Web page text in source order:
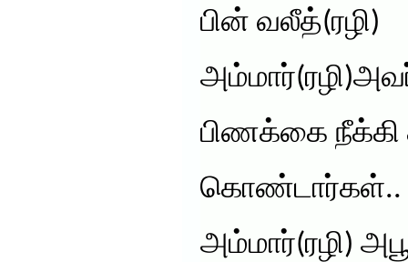
பின் வலீத்(ரழி)
பிணக்கை நீக்கி
கொண்டார்கள்..
அம்மார்(ரழி)